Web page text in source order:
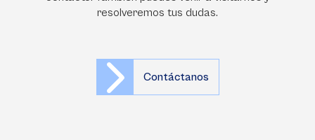
resolveremos tus dudas.
Contáctanos